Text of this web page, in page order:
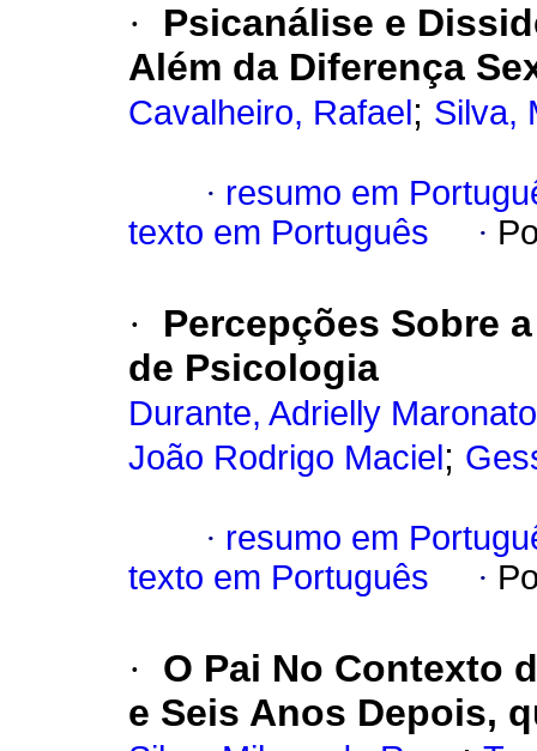
·
Psicanálise e
Além da Diferença
Cavalheiro, Rafael ; Silva,
· resumo em
texto em Português
·
·
Percepções Sobre
de Psicologia
Durante, Adrielly Maronato
João Rodrigo Maciel ;
· resumo em
texto em Português
·
·
O Pai No Contexto
e Seis Anos Depois,